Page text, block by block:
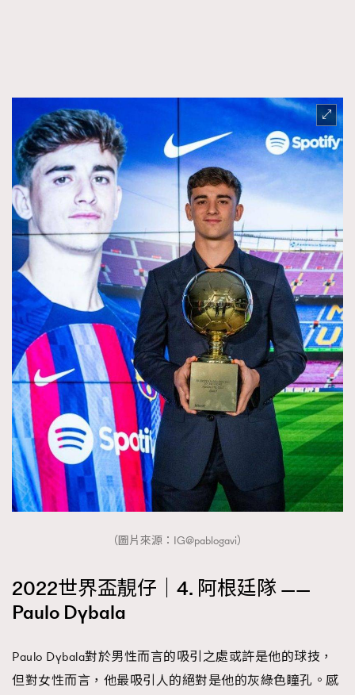
（圖片來源：IG@pablogavi）
2022世界盃靚仔｜4. 阿根廷隊 ——
Paulo Dybala
Paulo Dybala對於男性而言的吸引之處或許是他的球技，
但對女性而言，他最吸引人的絕對是他的灰綠色瞳孔。感